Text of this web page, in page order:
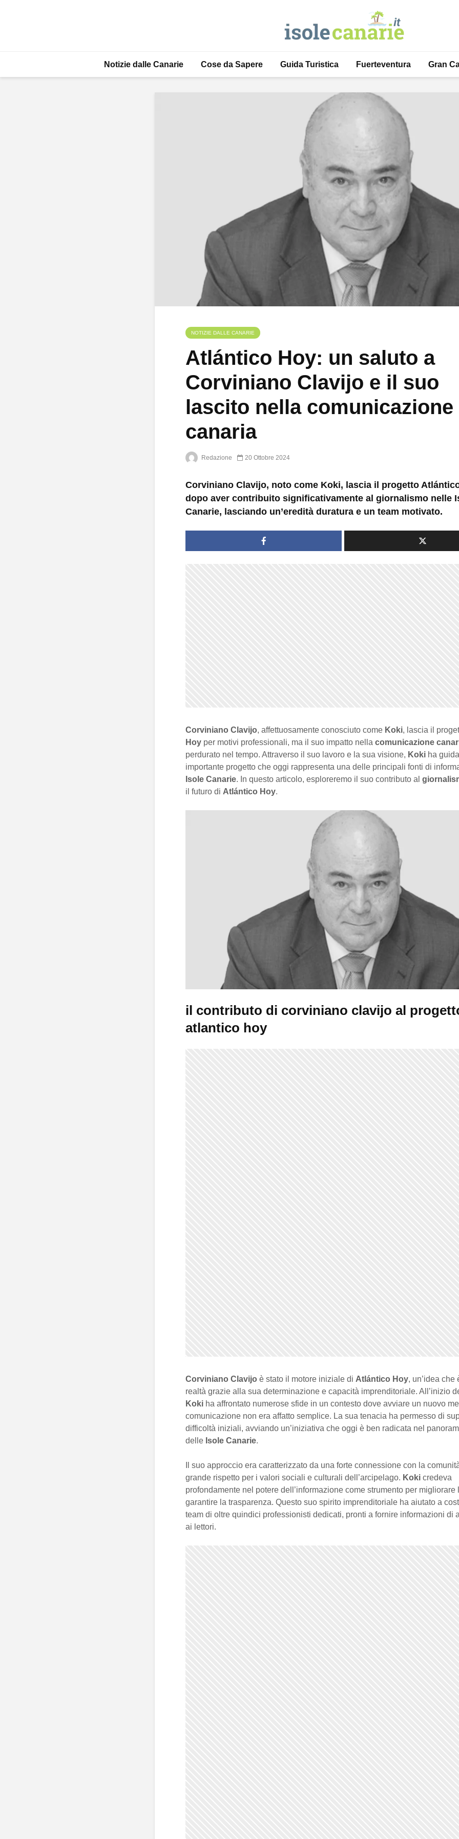
Notizie dalle Canarie Cose da Sapere Guida Turistica Fuerteventura Gran
NOTIZIE DALLE CANARIE
Atlántico Hoy: un saluto a
Corviniano Clavijo e il suo
lascito nella comunicazione
canaria
Redazione 20 Ottobre 2024
Corviniano Clavijo, noto come Koki, lascia il progetto
dopo aver contribuito significativamente al giornalismo nelle
Canarie, lasciando un’eredità duratura e un team motivato.
Corviniano Clavijo, affettuosamente conosciuto come Koki, lascia il
Hoy per motivi professionali, ma il suo impatto nella comunicazione
perdurato nel tempo. Attraverso il suo lavoro e la sua visione, Koki ha
importante progetto che oggi rappresenta una delle principali fonti di
Isole Canarie. In questo articolo, esploreremo il suo contributo al
il futuro di Atlántico Hoy.
il contributo di corviniano clavijo al
atlantico hoy
Corviniano Clavijo è stato il motore iniziale di Atlántico Hoy, un’idea che
realtà grazie alla sua determinazione e capacità imprenditoriale. All’inizio
Koki ha affrontato numerose sfide in un contesto dove avviare un nuovo
comunicazione non era affatto semplice. La sua tenacia ha permesso di
difficoltà iniziali, avviando un’iniziativa che oggi è ben radicata nel
delle Isole Canarie.
Il suo approccio era caratterizzato da una forte connessione con la
grande rispetto per i valori sociali e culturali dell’arcipelago. Koki credeva
profondamente nel potere dell’informazione come strumento per migliorare
garantire la trasparenza. Questo suo spirito imprenditoriale ha aiutato a
team di oltre quindici professionisti dedicati, pronti a fornire informazioni di
ai lettori.